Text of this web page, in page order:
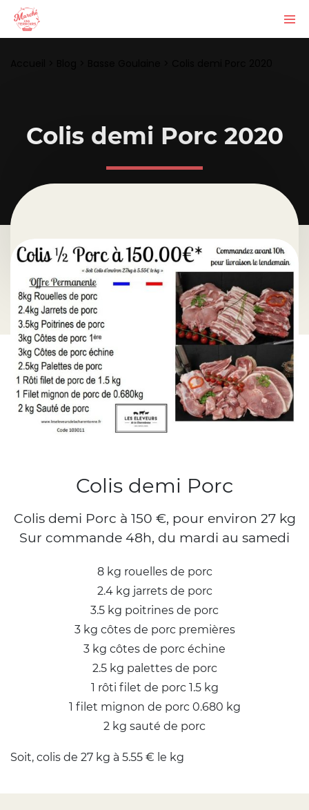
Colis demi Porc 2020
Colis demi Porc
Colis demi Porc à 150 €, pour environ 27 kg
Sur commande 48h, du mardi au samedi
8 kg rouelles de porc
2.4 kg jarrets de porc
3.5 kg poitrines de porc
3 kg côtes de porc premières
3 kg côtes de porc échine
2.5 kg palettes de porc
1 rôti filet de porc 1.5 kg
1 filet mignon de porc 0.680 kg
2 kg sauté de porc
Soit, colis de 27 kg à 5.55 € le kg